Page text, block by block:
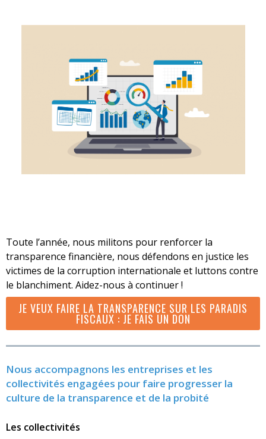
Toute l’année, nous militons pour renforcer la
transparence financière, nous défendons en justice les
victimes de la corruption internationale et luttons contre
le blanchiment. Aidez-nous à continuer !
JE VEUX FAIRE LA TRANSPARENCE SUR LES PARADIS
FISCAUX : JE FAIS UN DON
Nous accompagnons les entreprises et les
collectivités engagées pour faire progresser la
culture de la transparence et de la probité
Les collectivités